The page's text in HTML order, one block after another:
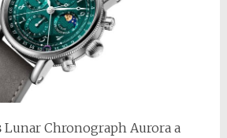
Lunar Chronograph Aurora a